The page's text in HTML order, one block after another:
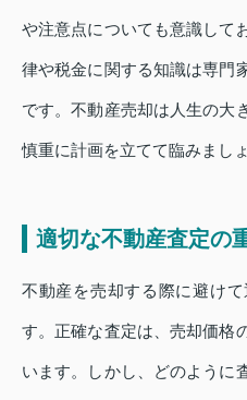
や注意点についても意識して
律や税金に関する知識は専門
です。不動産売却は人生の大
慎重に計画を立てて臨みましょ
適切な不動産査定の
不動産を売却する際に避け
す。正確な査定は、売却価格
います。しかし、どのように